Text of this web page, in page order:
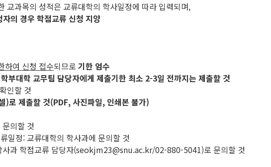
교과목의 성적은 교류대학의 학사일정에 따라 입력되며,
자의 경우 학점교류 신청 지양
하여 신청 접수되므로 기한 엄수
부대학 교무팀 담당자에게 제출기한 최소 2-3일 전까지는 제출할 것
인할 것
)로 제출할 것(PDF, 사진파일, 인쇄본 불가)
의할 것
일정: 교류대학의 학사과에 문의할 것
사과 학점교류 담당자(seokjm23@snu.ac.kr/02-880-5041)로 문의할 것